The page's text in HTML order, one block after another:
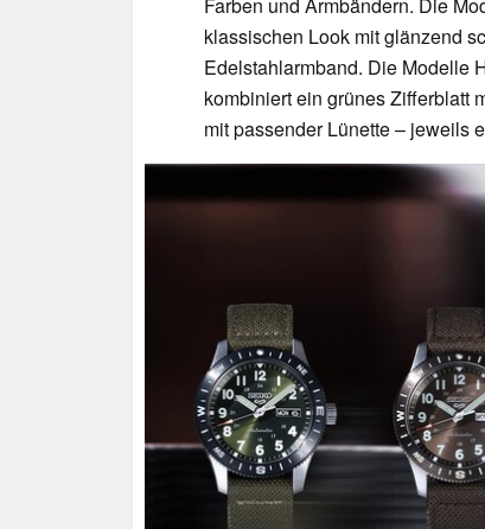
klassischen Look mit glänzend
Edelstahlarmband. Die Modelle
kombiniert ein grünes Zifferblatt
mit passender Lünette – jeweils